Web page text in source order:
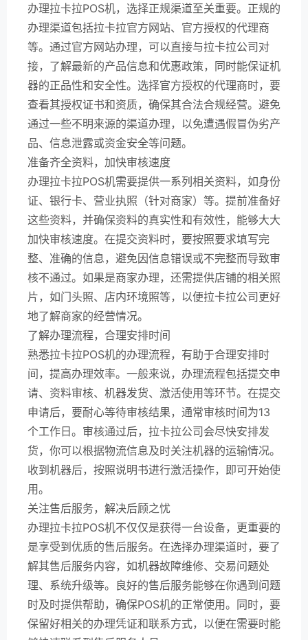
办理拉卡拉POS机，选择正规渠道至关重要。正规的
办理渠道包括拉卡拉官方网站、官方授权的代理商
等。通过官方网站办理，可以直接与拉卡拉公司对
接，了解最新的产品信息和优惠政策，同时能保证机
器的正品性和安全性。选择官方授权的代理商时，要
查看其授权证书和资质，确保其合法合规经营。避免
通过一些不明来源的渠道办理，以免遭遇假冒伪劣产
品、信息泄露或资金安全等问题。
准备齐全资料，加快审核速度
办理拉卡拉POS机需要提供一系列相关资料，如身份
证、银行卡、营业执照（针对商家）等。提前准备好
这些资料，并确保资料的真实性和有效性，能够大大
加快审核速度。在提交资料时，要按照要求填写完
整、准确的信息，避免因信息错误或不完整而导致审
核不通过。如果是商家办理，还需提供店铺的相关照
片，如门头照、店内环境照等，以便拉卡拉公司更好
地了解商家的经营情况。
了解办理流程，合理安排时间
熟悉拉卡拉POS机的办理流程，有助于合理安排时
间，提高办理效率。一般来说，办理流程包括提交申
请、资料审核、机器发货、激活使用等环节。在提交
申请后，要耐心等待审核结果，通常审核时间为13
个工作日。审核通过后，拉卡拉公司会尽快安排发
货，你可以根据物流信息及时关注机器的运输情况。
收到机器后，按照说明书进行激活操作，即可开始使
用。
关注售后服务，解决后顾之忧
办理拉卡拉POS机不仅仅是获得一台设备，更重要的
是享受到优质的售后服务。在选择办理渠道时，要了
解其售后服务内容，如机器故障维修、交易问题处
理、系统升级等。良好的售后服务能够在你遇到问题
时及时提供帮助，确保POS机的正常使用。同时，要
保留好相关的办理凭证和联系方式，以便在需要时能